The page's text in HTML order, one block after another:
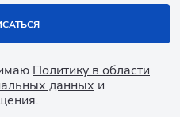
Политику в области
данных и